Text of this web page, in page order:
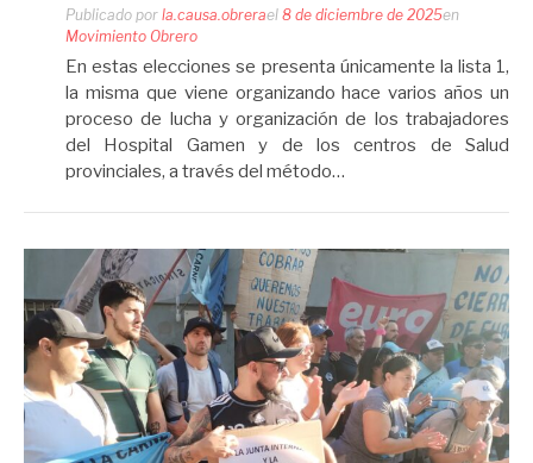
Publicado por la.causa.obrerael 8 de diciembre de 2025en
Movimiento Obrero
En estas elecciones se presenta únicamente la lista 1,
la misma que viene organizando hace varios años un
proceso de lucha y organización de los trabajadores
del Hospital Gamen y de los centros de Salud
provinciales, a través del método…